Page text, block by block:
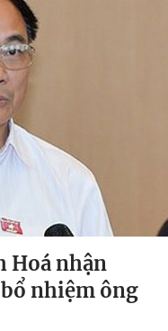
Hoá nhận
nhiệm ông